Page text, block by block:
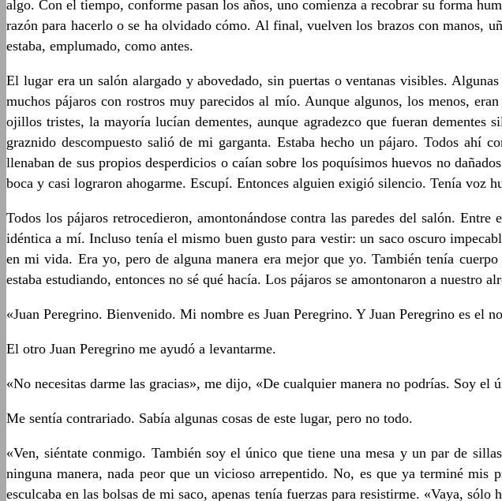
algo. Con el tiempo, conforme pasan los años, uno comienza a recobrar su forma
razón para hacerlo o se ha olvidado cómo. Al final, vuelven los brazos con manos,
estaba, emplumado, como antes.
El lugar era un salón alargado y abovedado, sin puertas o ventanas visibles.
muchos pájaros con rostros muy parecidos al mío. Aunque algunos, los menos,
ojillos tristes, la mayoría lucían dementes, aunque agradezco que fueran
graznido descompuesto salió de mi garganta. Estaba hecho un pájaro. Todos ahí
llenaban de sus propios desperdicios o caían sobre los poquísimos huevos no
boca y casi lograron ahogarme. Escupí. Entonces alguien exigió silencio. Tenía voz
Todos los pájaros retrocedieron, amontonándose contra las paredes del salón.
idéntica a mí. Incluso tenía el mismo buen gusto para vestir: un saco oscuro
en mi vida. Era yo, pero de alguna manera era mejor que yo. También tenía
estaba estudiando, entonces no sé qué hacía. Los pájaros se amontonaron a nuestro
«Juan Peregrino. Bienvenido. Mi nombre es Juan Peregrino. Y Juan Peregrino es el
El otro Juan Peregrino me ayudó a levantarme.
«No necesitas darme las gracias», me dijo, «De cualquier manera no podrías. Soy el
Me sentía contrariado. Sabía algunas cosas de este lugar, pero no todo.
«Ven, siéntate conmigo. También soy el único que tiene una mesa y un par de
ninguna manera, nada peor que un vicioso arrepentido. No, es que ya terminé
esculcaba en las bolsas de mi saco, apenas tenía fuerzas para resistirme. «Vaya,